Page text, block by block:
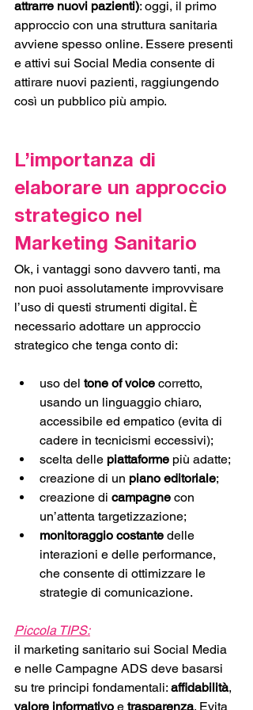
attrarre nuovi pazienti): oggi, il primo
approccio con una struttura sanitaria
avviene spesso online. Essere presenti
e attivi sui Social Media consente di
attirare nuovi pazienti, raggiungendo
così un pubblico più ampio.
L’importanza di
elaborare un approccio
strategico nel
Marketing Sanitario
Ok, i vantaggi sono davvero tanti, ma
non puoi assolutamente improvvisare
l’uso di questi strumenti digital. È
necessario adottare un approccio
strategico che tenga conto di:
uso del tone of voice corretto,
usando un linguaggio chiaro,
accessibile ed empatico (evita di
cadere in tecnicismi eccessivi);
scelta delle piattaforme più adatte;
creazione di un piano editoriale;
creazione di campagne con
un’attenta targetizzazione;
monitoraggio costante delle
interazioni e delle performance,
che consente di ottimizzare le
strategie di comunicazione.
Piccola TIPS:
il marketing sanitario sui Social Media
e nelle Campagne ADS deve basarsi
su tre principi fondamentali: affidabilità,
valore informativo e trasparenza. Evita